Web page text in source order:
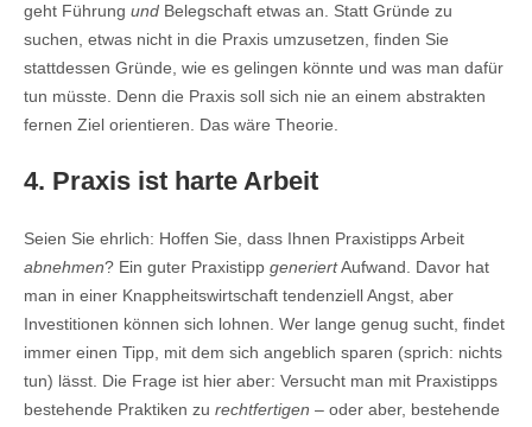
geht Führung und Belegschaft etwas an. Statt Gründe zu
suchen, etwas nicht in die Praxis umzusetzen, finden Sie
stattdessen Gründe, wie es gelingen könnte und was man dafür
tun müsste. Denn die Praxis soll sich nie an einem abstrakten
fernen Ziel orientieren. Das wäre Theorie.
4. Praxis ist harte Arbeit
Seien Sie ehrlich: Hoffen Sie, dass Ihnen Praxistipps Arbeit
abnehmen? Ein guter Praxistipp generiertAufwand. Davor hat
man in einer Knappheitswirtschaft tendenziell Angst, aber
Investitionen können sich lohnen. Wer lange genug sucht, findet
immer einen Tipp, mit dem sich angeblich sparen (sprich: nichts
tun) lässt. Die Frage ist hier aber: Versucht man mit Praxistipps
bestehende Praktiken zu rechtfertigen – oder aber, bestehende